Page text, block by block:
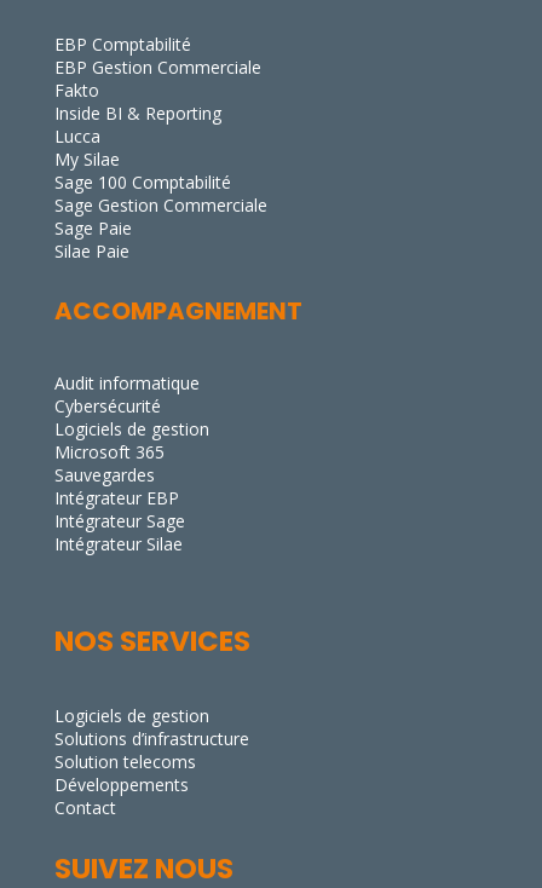
EBP Comptabilité
EBP Gestion Commerciale
Fakto
Inside BI & Reporting
Lucca
My Silae
Sage 100 Comptabilité
Sage Gestion Commerciale
Sage Paie
Silae Paie
ACCOMPAGNEMENT
Audit informatique
Cybersécurité
Logiciels de gestion
Microsoft 365
Sauvegardes
Intégrateur EBP
Intégrateur Sage
Intégrateur Silae
NOS SERVICES
Logiciels de gestion
Solutions d’infrastructure
Solution telecoms
Développements
Contact
SUIVEZ NOUS